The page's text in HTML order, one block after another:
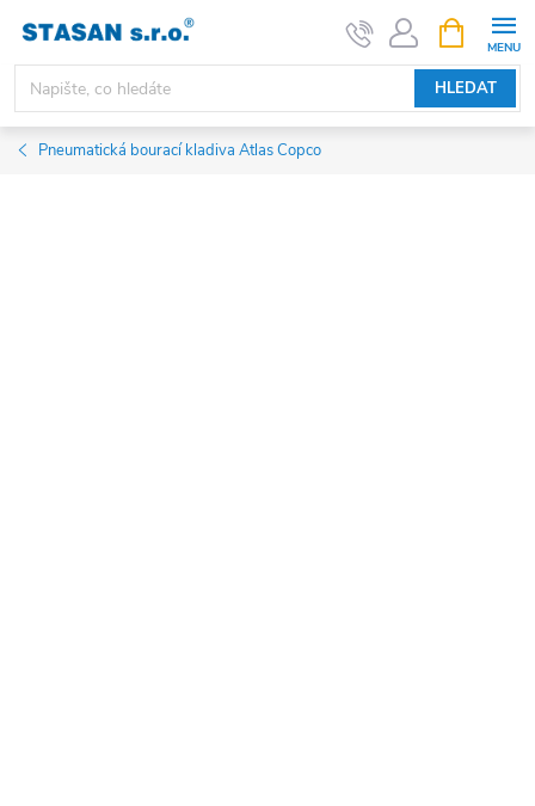
obsah
HLEDAT
NÁKUPNÍ
KOŠÍK
Pneumatická bourací kladiva Atlas Copco